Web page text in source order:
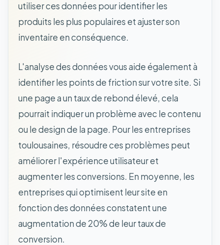
utiliser ces données pour identifier les
produits les plus populaires et ajuster son
inventaire en conséquence.
L'analyse des données vous aide également à
identifier les points de friction sur votre site. Si
une page a un taux de rebond élevé, cela
pourrait indiquer un problème avec le contenu
ou le design de la page. Pour les entreprises
toulousaines, résoudre ces problèmes peut
améliorer l'expérience utilisateur et
augmenter les conversions. En moyenne, les
entreprises qui optimisent leur site en
fonction des données constatent une
augmentation de 20% de leur taux de
conversion.